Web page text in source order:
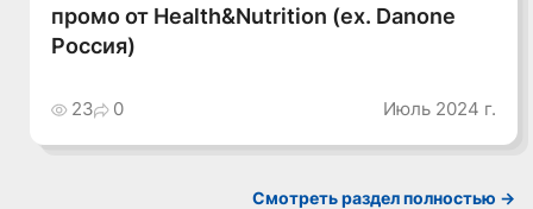
промо от Health&Nutrition (ex. Danone
Россия)
23 0 Июль 2024 г.
Смотреть раздел полностью ->